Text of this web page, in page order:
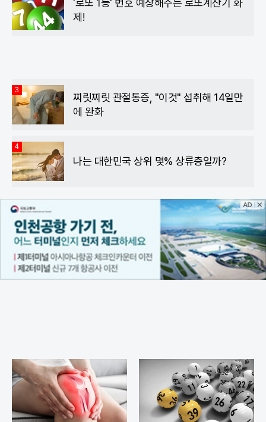
'로또 1등' 번호 예상해주는 로또계산기 화
제!
3
찌릿찌릿 관절통증, "이것" 섭취해 14일만
에 완화
4
나는 대한민국 상위 몇% 상류층일까?